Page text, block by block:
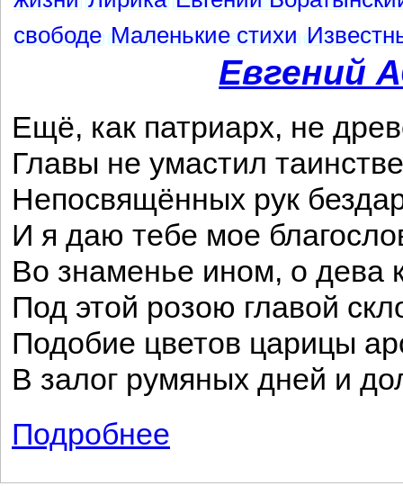
свободе Маленькие стихи
Евгений
Ещё, как патриарх, не
Главы не умастил
Непосвящённых рук
И я даю тебе мое
Во знаменье ином, о дева
Под этой розою главой
Подобие цветов царицы
В залог румяных дней и
Подробнее